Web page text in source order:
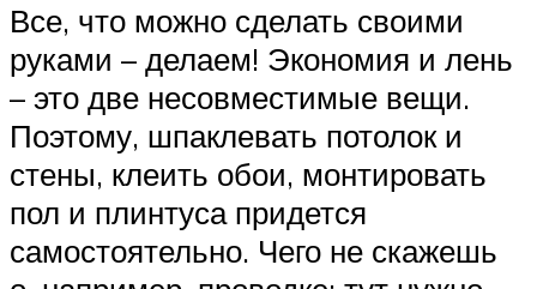
Все, что можно сделать своими
руками – делаем! Экономия и лень
– это две несовместимые вещи.
Поэтому, шпаклевать потолок и
стены, клеить обои, монтировать
пол и плинтуса придется
самостоятельно. Чего не скажешь